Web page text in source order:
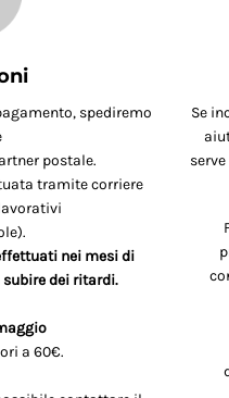
spediremo
postale.
tramite corriere
nei mesi di
dei ritardi.
a 60€.
Se